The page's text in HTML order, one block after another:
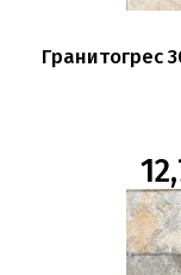
Гранитогрес